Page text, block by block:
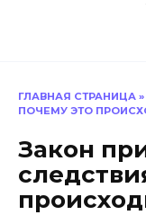
ГЛАВНАЯ СТРАНИЦА »
ПОЧЕМУ ЭТО
Закон